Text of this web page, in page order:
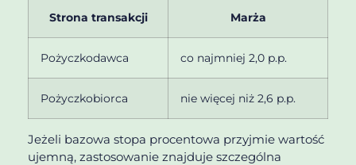
Strona transakcji Marża
Pożyczkodawca co najmniej 2,0 p.p.
Pożyczkobiorca nie więcej niż 2,6 p.p.
Jeżeli bazowa stopa procentowa przyjmie wartość
ujemną, zastosowanie znajduje szczególna